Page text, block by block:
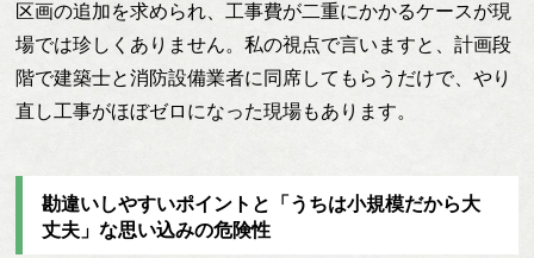
区画の追加を求められ、工事費が二重にかかるケースが現
場では珍しくありません。私の視点で言いますと、計画段
階で建築士と消防設備業者に同席してもらうだけで、やり
直し工事がほぼゼロになった現場もあります。
勘違いしやすいポイントと「うちは小規模だから大
丈夫」な思い込みの危険性